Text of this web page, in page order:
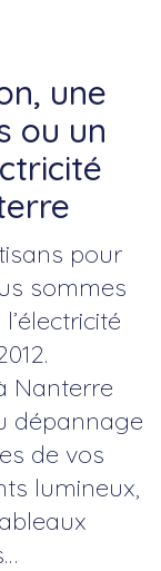
une
ou un
pour
sommes
Nanterre
dépannage
de vos
lumineux,